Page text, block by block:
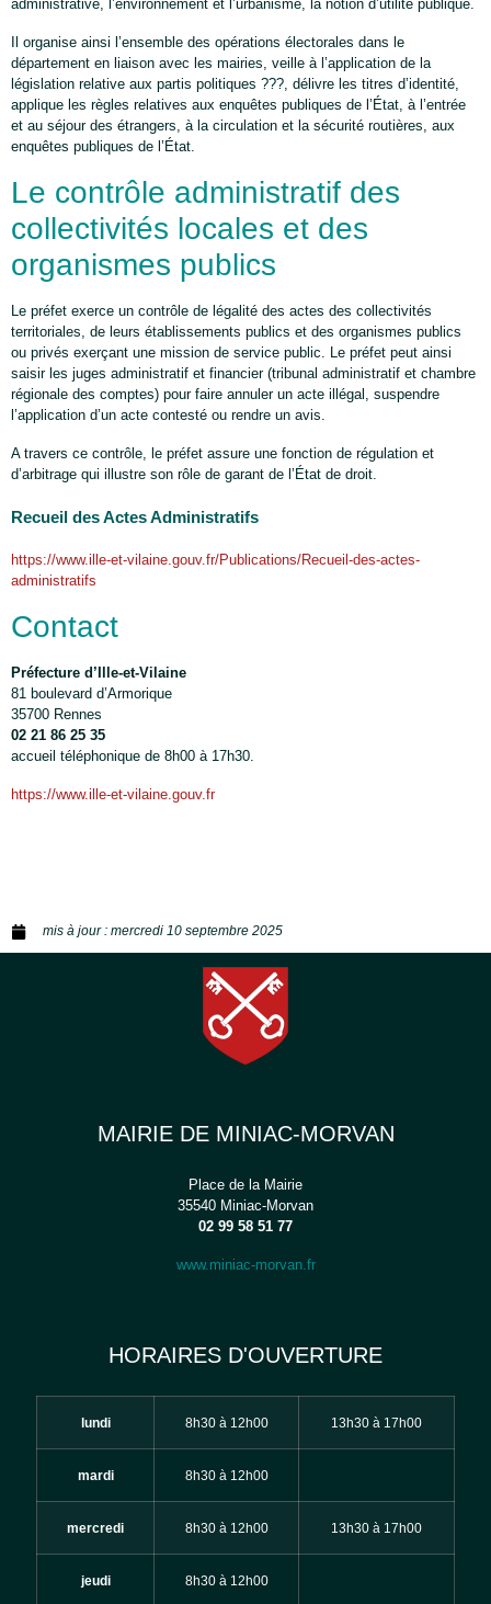
administrative, l’environnement et l’urbanisme, la notion d’utilité publique.
Il organise ainsi l’ensemble des opérations électorales dans le
département en liaison avec les mairies, veille à l’application de la
législation relative aux partis politiques ???, délivre les titres d’identité,
applique les règles relatives aux enquêtes publiques de l’État, à l’entrée
et au séjour des étrangers, à la circulation et la sécurité routières, aux
enquêtes publiques de l’État.
Le contrôle administratif des
collectivités locales et des
organismes publics
Le préfet exerce un contrôle de légalité des actes des collectivités
territoriales, de leurs établissements publics et des organismes publics
ou privés exerçant une mission de service public. Le préfet peut ainsi
saisir les juges administratif et financier (tribunal administratif et chambre
régionale des comptes) pour faire annuler un acte illégal, suspendre
l’application d’un acte contesté ou rendre un avis.
A travers ce contrôle, le préfet assure une fonction de régulation et
d’arbitrage qui illustre son rôle de garant de l’État de droit.
Recueil des Actes Administratifs
https://www.ille-et-vilaine.gouv.fr/Publications/Recueil-des-actes-
administratifs
Contact
Préfecture d’Ille-et-Vilaine
81 boulevard d’Armorique
35700 Rennes
02 21 86 25 35
accueil téléphonique de 8h00 à 17h30.
https://www.ille-et-vilaine.gouv.fr
mis à jour : mercredi 10 septembre 2025
MAIRIE DE MINIAC-MORVAN
Place de la Mairie
35540 Miniac-Morvan
02 99 58 51 77
www.miniac-morvan.fr
HORAIRES D'OUVERTURE
lundi 8h30 à 12h00 13h30 à 17h00
mardi 8h30 à 12h00
mercredi 8h30 à 12h00 13h30 à 17h00
jeudi 8h30 à 12h00